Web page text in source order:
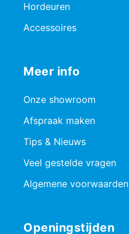
Hordeuren
Accessoires
Meer info
Onze showroom
Afspraak maken
Tips & Nieuws
Veel gestelde vragen
Algemene voorwaarden
Openingstijden